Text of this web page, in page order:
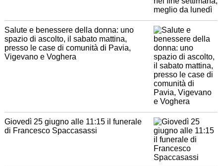
Salute e benessere della donna: uno
spazio di ascolto, il sabato mattina,
presso le case di comunità di Pavia,
Vigevano e Voghera
Giovedì 25 giugno alle 11:15 il funerale
di Francesco Spaccasassi